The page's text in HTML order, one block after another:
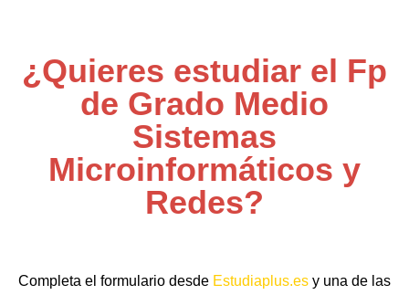
¿Quieres estudiar el Fp
de Grado Medio
Sistemas
Microinformáticos y
Redes?
Completa el formulario desde Estudiaplus.es y una de las